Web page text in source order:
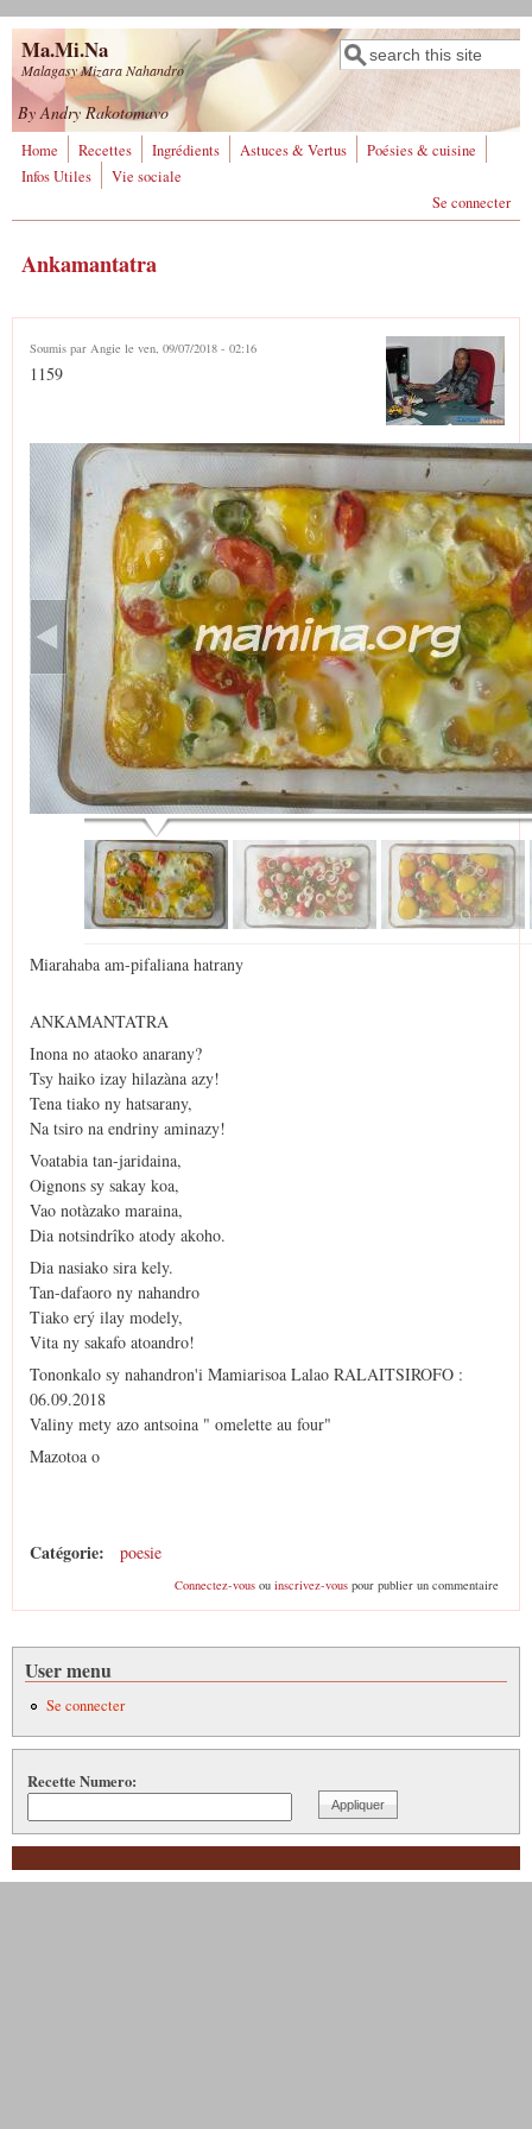
Aller au contenu principal
Ma.Mi.Na
Malagasy Mizara Nahandro
Formulaire de
recherche
Rechercher
By Andry Rakotomavo
Home Recettes Ingrédients Astuces & Vertus
Poésies & cuisine
Infos Utiles
Vie sociale
Se connecter
Ankamantatra
Soumis par Angie le ven, 09/07/2018 - 02:16
1159
Miarahaba am-pifaliana hatrany
ANKAMANTATRA
Inona no ataoko anarany?
Tsy haiko izay hilazàna azy!
Tena tiako ny hatsarany,
Na tsiro na endriny aminazy!
Voatabia tan-jaridaina,
Oignons sy sakay koa,
Vao notàzako maraina,
Dia notsindrîko atody akoho.
Dia nasiako sira kely.
Tan-dafaoro ny nahandro
Tiako erý ilay modely,
Vita ny sakafo atoandro!
Tononkalo sy nahandron'i Mamiarisoa Lalao RALAITSIROFO :
06.09.2018
Valiny mety azo antsoina " omelette au four"
Mazotoa o
Catégorie: poesie
Connectez-vousou inscrivez-vouspour publier un commentaire
User menu
Se connecter
Recette Numero: